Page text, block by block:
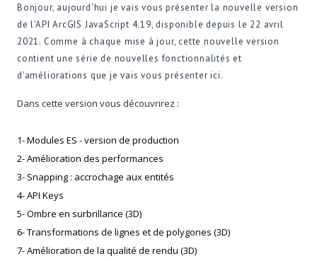
Bonjour, aujourd'hui je vais vous présenter la nouvelle version
de l'API ArcGIS JavaScript 4.19, disponible depuis le 22 avril
2021. Comme à chaque mise à jour, cette nouvelle version
contient une série de nouvelles fonctionnalités et
d'améliorations que je vais vous présenter ici.
Dans cette version vous découvrirez :
1- Modules ES - version de production
2- Amélioration des performances
3- Snapping : accrochage aux entités
4- API Keys
5- Ombre en surbrillance (3D)
6- Transformations de lignes et de polygones (3D)
7- Amélioration de la qualité de rendu (3D)